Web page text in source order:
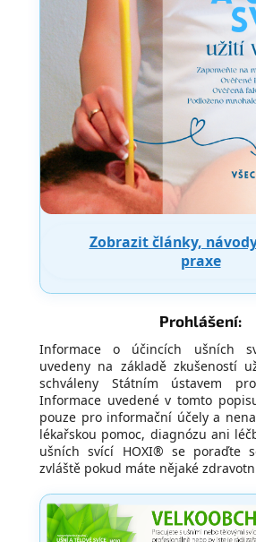
Zobrazit články,
praxe
Prohlášení:
Informace o účincích ušních
uvedeny na základě zkušeností
schváleny Státním ústavem
Informace uvedené v tomto
pouze pro informační účely a
lékařskou pomoc, diagnózu ani
ušních svící HOXI® se poraďte
zvláště pokud máte nějaké